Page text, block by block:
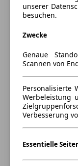
unserer
besuchen.
Zwecke
Genaue
Scannen von
Personalisierte
Werbeleistung
Verbesserung
Essentielle